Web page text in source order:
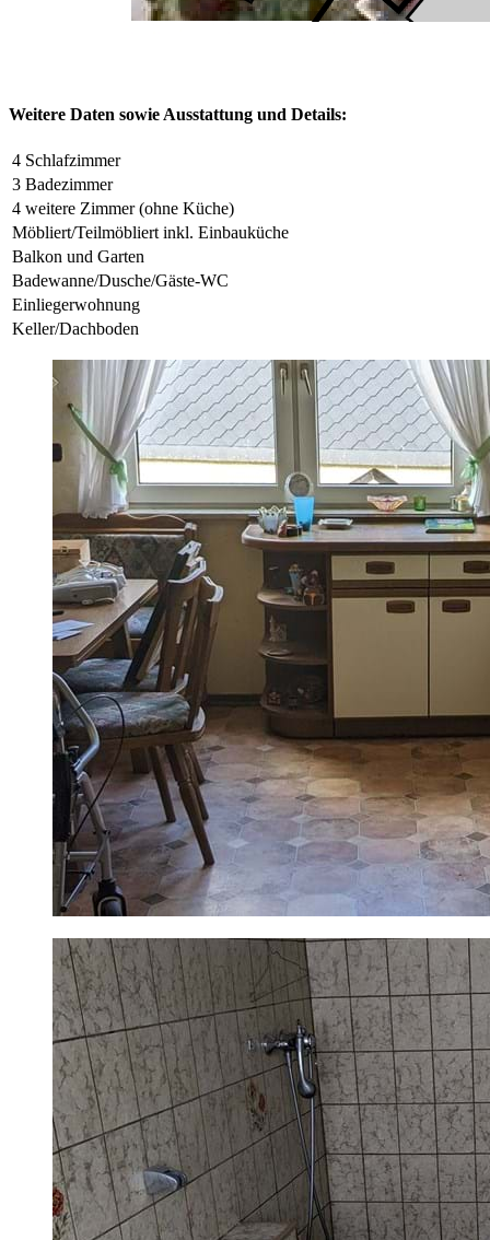
Weitere Daten sowie Ausstattung und Details:
4 Schlafzimmer
3 Badezimmer
4 weitere Zimmer (ohne Küche)
Möbliert/Teilmöbliert inkl. Einbauküche
Balkon und Garten
Badewanne/Dusche/Gäste-WC
Einliegerwohnung
Keller/Dachboden